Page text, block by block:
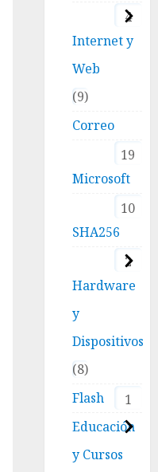
4
Internet y
Web
9
Correo
19
Microsoft
10
SHA256
2
Hardware
y
Dispositivos
8
Flash
1
Educación
y Cursos